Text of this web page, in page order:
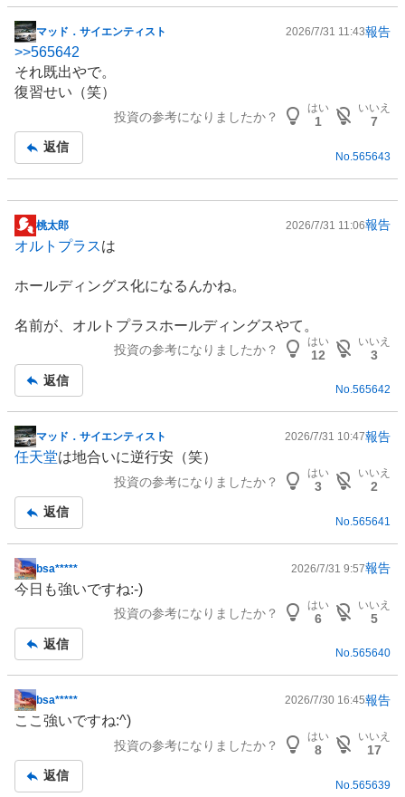
掲
示
板
記
マッド．サイエンティスト 2026/7/31 11:43報告
>>565642
それ既出やで。
復習せい（笑）
投資の参考になりましたか？
はい
1
いいえ
7
返信
No. 565643
掲
示
記
桃太郎 2026/7/31 11:06報告
オルトプラスは
ホールディングス化になるんかね。
名前が、オルトプラスホールディングスやて。
投資の参考になりましたか？
はい
12
いいえ
3
返信
No.565642
掲
示
事
マッド．サイエンティスト 2026/7/31 10:47報告
任天堂は地合いに逆行安（笑）
投資の参考になりましたか？
はい
3
いいえ
2
返信
No. 565641
掲
示
事
bsa***** 2026/7/31 9:57報告
今日も強いですね:⁠-⁠)
投資の参考になりましたか？
はい
6
いいえ
5
返信
No.565640
掲
示
事
bsa***** 2026/7/30 16:45報告
ここ強いですね:⁠^⁠)
投資の参考になりましたか？
はい
8
いいえ
17
返信
No. 565639